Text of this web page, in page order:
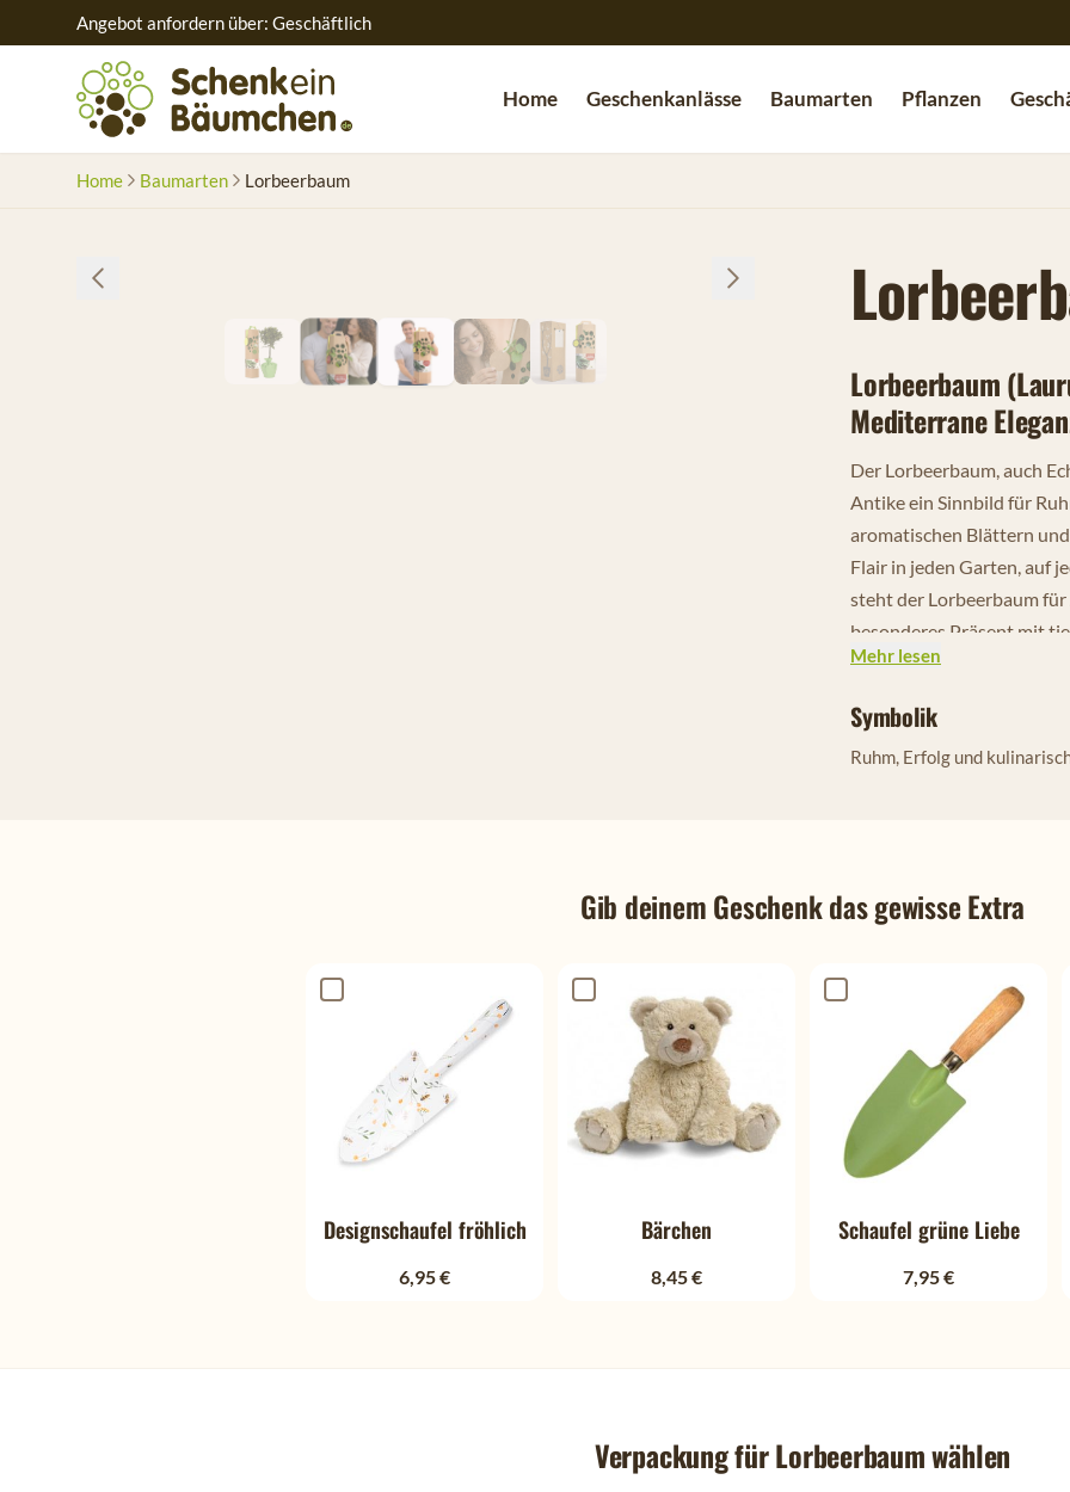
Angebot anfordern über: Geschäftlich
Home Geschenkanlässe Baumarten Pflanzen
Home Baumarten Lorbeerbaum
Lorbeerbaum
Mediterrane
Der Lorbeerbaum, auch
Antike ein Sinnbild für
aromatischen Blättern
Flair in jeden Garten, auf
steht der Lorbeerbaum für
besonderes Präsent mit
Die Symbolik des
Unsterblichkeit
einem Lorbeerkranz
Stärke. Seine
Beständigkeit – Werte,
In der mediterranen
Weisheit. Man glaubte,
Gleichzeitig steht er für
seit Jahrhunderten auch
Wer einen Lorbeerbaum
Mehr lesen
Symbolik
Ruhm, Erfolg und
Gib deinem Geschenk das gewisse Extra
Designschaufel fröhlich
6,95 €
Bärchen
8,45 €
Schaufel grüne Liebe
7,95 €
Verpackung für Lorbeerbaum wählen